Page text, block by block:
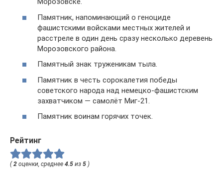
Памятник, напоминающий о геноциде
фашистскими войсками местных жителей и
расстреле в один день сразу несколько деревень
Морозовского района.
Памятный знак труженикам тыла.
Памятник в честь сорокалетия победы
советского народа над немецко-фашистским
захватчиком — самолёт Миг-21.
Памятник воинам горячих точек.
Рейтинг
( 2 оценки, среднее 4.5 из 5 )